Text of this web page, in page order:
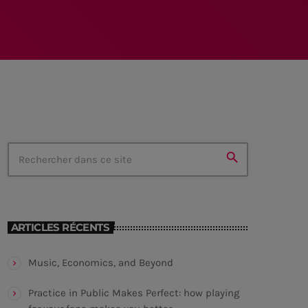
search
ARTICLES RÉCENTS
Music, Economics, and Beyond
Practice in Public Makes Perfect: how playing